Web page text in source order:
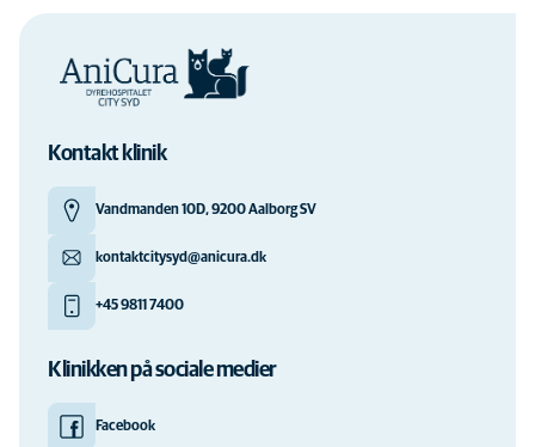
Kontakt klinik
Vandmanden 10D, 9200 Aalborg SV
kontaktcitysyd@anicura.dk
+45 9811 7400
Klinikken på sociale medier
Facebook